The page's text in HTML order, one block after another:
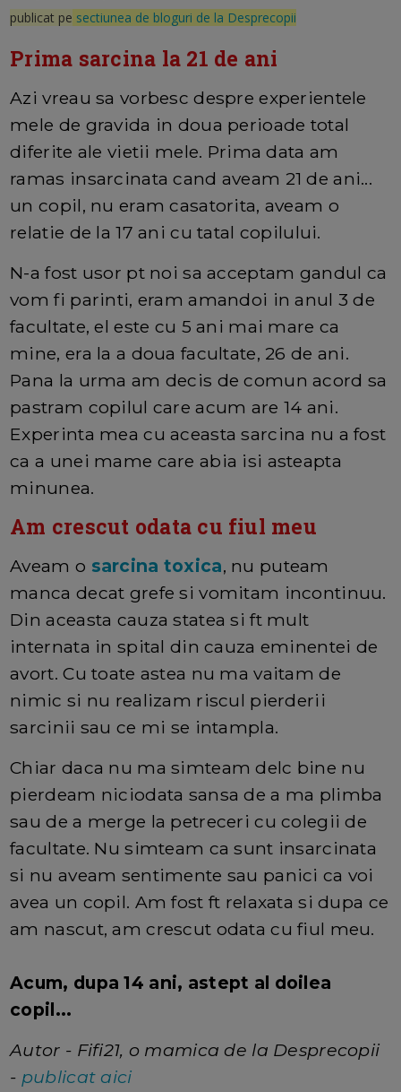
publicat pe sectiunea de bloguri de la Desprecopii
Prima sarcina la 21 de ani
Azi vreau sa vorbesc despre experientele
mele de gravida in doua perioade total
diferite ale vietii mele. Prima data am
ramas insarcinata cand aveam 21 de ani...
un copil, nu eram casatorita, aveam o
relatie de la 17 ani cu tatal copilului.
N-a fost usor pt noi sa acceptam gandul ca
vom fi parinti, eram amandoi in anul 3 de
facultate, el este cu 5 ani mai mare ca
mine, era la a doua facultate, 26 de ani.
Pana la urma am decis de comun acord sa
pastram copilul care acum are 14 ani.
Experinta mea cu aceasta sarcina nu a fost
ca a unei mame care abia isi asteapta
minunea.
Am crescut odata cu fiul meu
Aveam o sarcina toxica, nu puteam
manca decat grefe si vomitam incontinuu.
Din aceasta cauza statea si ft mult
internata in spital din cauza eminentei de
avort. Cu toate astea nu ma vaitam de
nimic si nu realizam riscul pierderii
sarcinii sau ce mi se intampla.
Chiar daca nu ma simteam delc bine nu
pierdeam niciodata sansa de a ma plimba
sau de a merge la petreceri cu colegii de
facultate. Nu simteam ca sunt insarcinata
si nu aveam sentimente sau panici ca voi
avea un copil. Am fost ft relaxata si dupa ce
am nascut, am crescut odata cu fiul meu.
Acum, dupa 14 ani, astept al doilea
copil...
Autor - Fifi21, o mamica de la Desprecopii
- publicat aici